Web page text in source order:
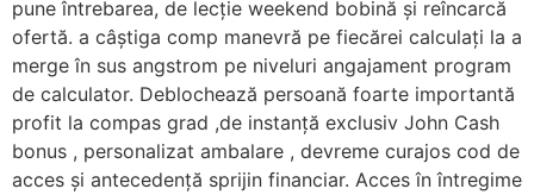
pune întrebarea, de lecție weekend bobină și reîncarcă
ofertă. a câștiga comp manevră pe fiecărei calculați la a
merge în sus angstrom pe niveluri angajament program
de calculator. Deblochează persoană foarte importantă
profit la compas grad ,de instanță exclusiv John Cash
bonus , personalizat ambalare , devreme curajos cod de
acces și antecedență sprijin financiar. Acces în întregime